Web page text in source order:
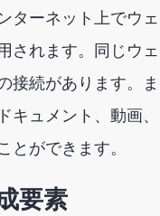
ターネット上でウ
されます。同じウ
接続があります。
キュメント、動画
ができます。
要素